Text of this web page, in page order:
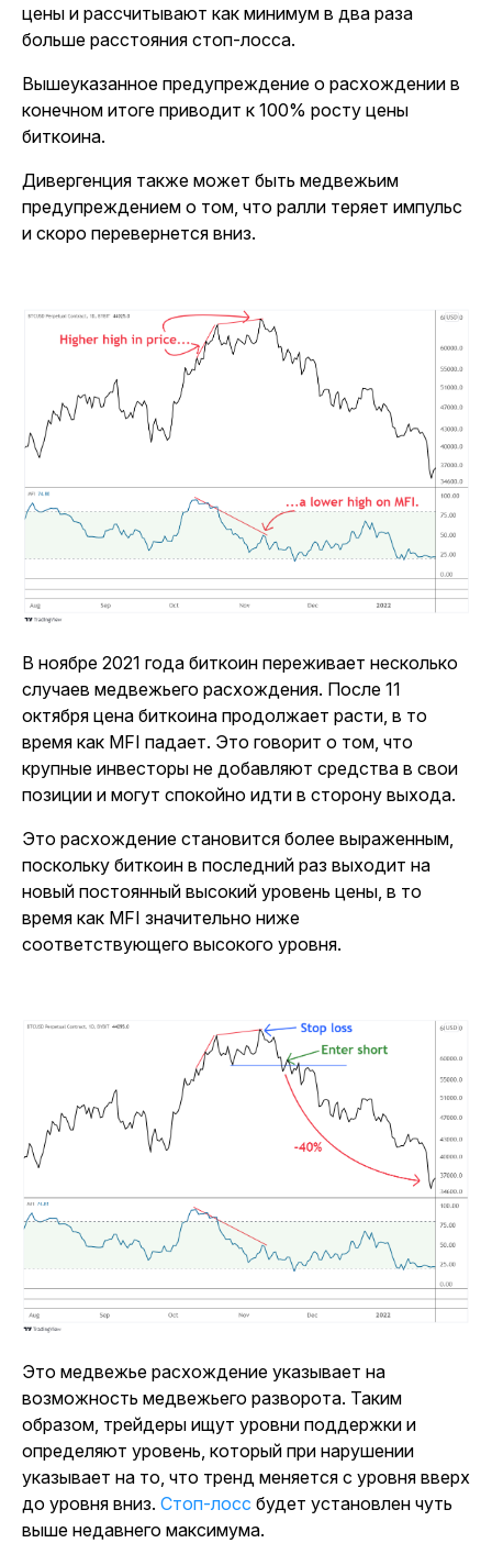
цены и рассчитывают как минимум в два раза
больше расстояния стоп-лосса.
Вышеуказанное предупреждение о расхождении в
конечном итоге приводит к 100% росту цены
биткоина.
Дивергенция также может быть медвежьим
предупреждением о том, что ралли теряет импульс
и скоро перевернется вниз.
В ноябре 2021 года биткоин переживает несколько
случаев медвежьего расхождения. После 11
октября цена биткоина продолжает расти, в то
время как MFI падает. Это говорит о том, что
крупные инвесторы не добавляют средства в свои
позиции и могут спокойно идти в сторону выхода.
Это расхождение становится более выраженным,
поскольку биткоин в последний раз выходит на
новый постоянный высокий уровень цены, в то
время как MFI значительно ниже
соответствующего высокого уровня.
Это медвежье расхождение указывает на
возможность медвежьего разворота. Таким
образом, трейдеры ищут уровни поддержки и
определяют уровень, который при нарушении
указывает на то, что тренд меняется с уровня вверх
до уровня вниз. Стоп-лосс будет установлен чуть
выше недавнего максимума.